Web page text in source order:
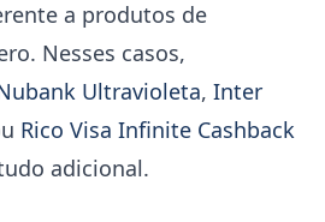
a produtos de
Nesses casos,
Ultravioleta, Inter
Rico Visa Infinite Cashback
adicional.